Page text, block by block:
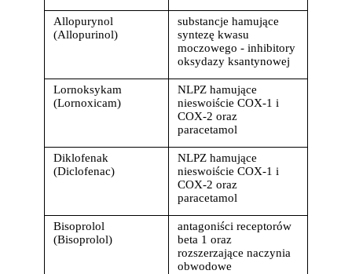
Allopurynol
(Allopurinol)
substancje hamujące
syntezę kwasu
moczowego - inhibitory
oksydazy ksantynowej
Lornoksykam
(Lornoxicam)
NLPZ hamujące
nieswoiście COX-1 i
COX-2 oraz
paracetamol
Diklofenak
(Diclofenac)
NLPZ hamujące
nieswoiście COX-1 i
COX-2 oraz
paracetamol
Bisoprolol
(Bisoprolol)
antagoniści receptorów
beta 1 oraz
rozszerzające naczynia
obwodowe